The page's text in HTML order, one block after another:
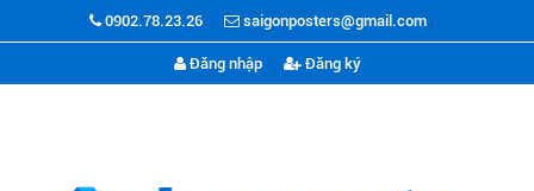
0902.78.23.26 saigonposters@gmail.com
Đăng nhập Đăng ký